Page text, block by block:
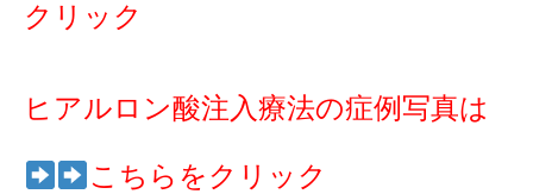
クリック
ヒアルロン酸注入療法の症例写真は
こちらをクリック